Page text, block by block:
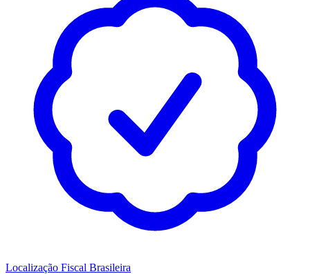
Localização Fiscal Brasileira